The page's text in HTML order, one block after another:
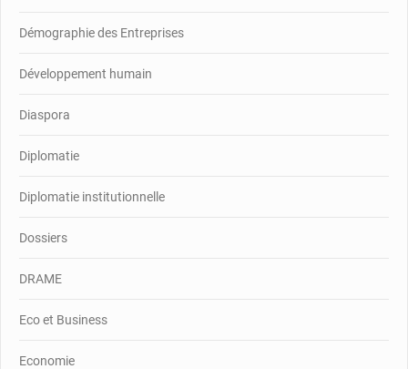
Démographie des Entreprises
Développement humain
Diaspora
Diplomatie
Diplomatie institutionnelle
Dossiers
DRAME
Eco et Business
Economie